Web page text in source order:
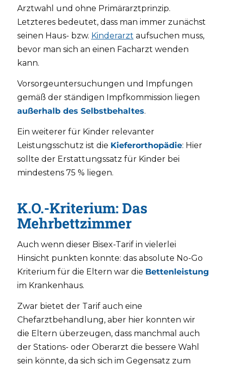
Arztwahl und ohne Primärarztprinzip.
Letzteres bedeutet, dass man immer zunächst
seinen Haus- bzw. Kinderarzt aufsuchen muss,
bevor man sich an einen Facharzt wenden
kann.
Vorsorgeuntersuchungen und Impfungen
gemäß der ständigen Impfkommission liegen
außerhalb des Selbstbehaltes.
Ein weiterer für Kinder relevanter
Leistungsschutz ist die Kieferorthopädie: Hier
sollte der Erstattungssatz für Kinder bei
mindestens 75 % liegen.
K.O.-Kriterium: Das
Mehrbettzimmer
Auch wenn dieser Bisex-Tarif in vielerlei
Hinsicht punkten konnte: das absolute No-Go
Kriterium für die Eltern war die Bettenleistung
im Krankenhaus.
Zwar bietet der Tarif auch eine
Chefarztbehandlung, aber hier konnten wir
die Eltern überzeugen, dass manchmal auch
der Stations- oder Oberarzt die bessere Wahl
sein könnte, da sich sich im Gegensatz zum